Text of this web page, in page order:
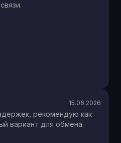
15.06.2026
рекомендую как
вариант для обмена.